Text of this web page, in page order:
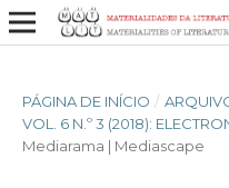
PÁGINA DE INÍCIO /
VOL. 6 N.º 3 (2018):
Mediarama | Mediascape